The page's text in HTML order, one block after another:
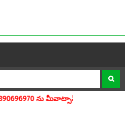
గ్రూపులో add చేయగలరు